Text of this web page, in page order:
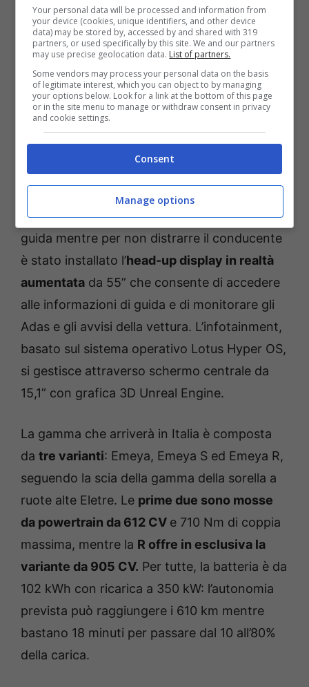
di soluzioni di alta tecnologia. Ad esempio i
rivestimenti dell’abitacolo, che sono realizzati
cotone dell’industria della moda e
dell’abbigliamento. A questo particolare
tessuto si abbinano anche alluminio Pvd,
Alcantara e pelle nappa.
Sempre negli interni trovano poi posto anche
gli schermi per gestire le varie funzioni di
guida mentre per non distrarre il conducente
è stato installato l’head-up display in realtà
aumentata da 55” che consente di accedere
alle informazioni di guida e di monitorare gli
Adas e gli avvisi della vettura. L’infotainment,
basato sul sistema operativo Lotus Hyper OS,
si gestisce attraverso schermo centrale da
15,1” con grafica 3D Unreal Engine.
La gamma che arriverà in Italia è composta
da tre varianti: Emeya, Emeya S ed Emeya R,
seguendo la scia della gamma della sorella a
ruote alte Eletre. Le prime due sono mosse
da powertrain da 612 CV e 710 Nm di coppia
massima, mentre la R offre in esclusiva la
variante da 905 CV. Per tutte, la batteria è da
102 kWh con ricarica a 350 kW: l’autonomia
prevista può raggiungere i 610 km mentre
bastano 18 minuti per passare dal 10 all’80%
della carica.
Your personal data will be processed and information from
your device (cookies, unique identifiers, and other device
data) may be stored by, accessed by and shared with 319
partners, or used specifically by this site. We and our partners
may use precise geolocation data. List of partners.
Some vendors may process your personal data on the basis
of legitimate interest, which you can object to by managing
your options below. Look for a link at the bottom of this page
or in the site menu to manage or withdraw consent in privacy
and cookie settings.
Consent
Manage options